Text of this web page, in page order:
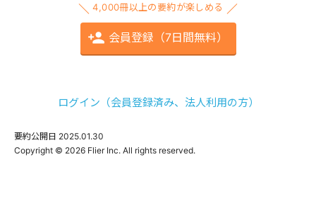
4,000冊以上の要約が楽しめる
会員登録（7日間無料）
ログイン（会員登録済み、法人利用の方）
要約公開日 2025.01.30